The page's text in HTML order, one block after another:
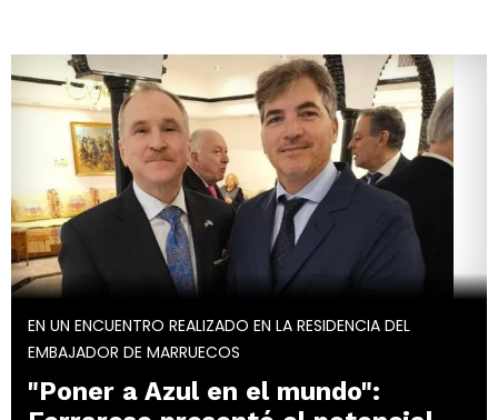
EN UN ENCUENTRO REALIZADO EN LA RESIDENCIA DEL
EMBAJADOR DE MARRUECOS
"Poner a Azul en el mundo":